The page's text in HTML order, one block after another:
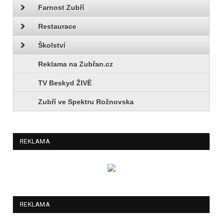
Farnost Zubří
Restaurace
Školství
Reklama na Zubřan.cz
TV Beskyd ŽIVĚ
Zubří ve Spektru Rožnovska
REKLAMA
REKLAMA